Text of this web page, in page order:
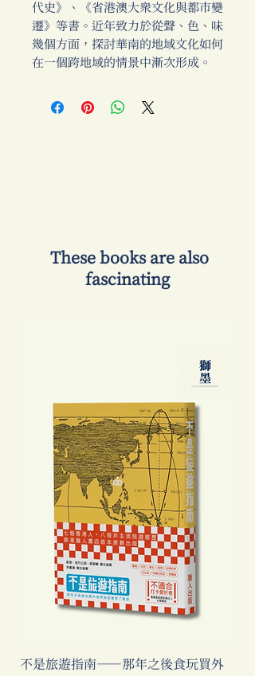
代史》、《省港澳大眾文化與都市變
遷》等書。近年致力於從聲、色、味
幾個方面，探討華南的地域文化如何
在一個跨地域的情景中漸次形成。
​ These books are also
fascinating
不是旅遊指南──那年之後食玩買外